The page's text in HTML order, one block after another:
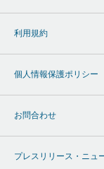
利用規約
個人情報保護ポリシー
お問合わせ
プレスリリース・ニュ